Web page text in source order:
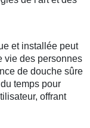
et installée peut
vie des personnes
de douche sûre
temps pour
offrant